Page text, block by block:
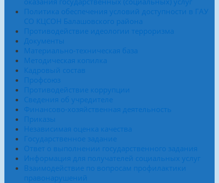
Политика обеспечения условий доступности в ГАУ
СО КЦСОН Балашовского района
Противодействие идеологии терроризма
Документы
Материально-техническая база
Методическая копилка
Кадровый состав
Профсоюз
Противодействие коррупции
Сведения об учредителе
Финансово-хозяйственная деятельность
Приказы
Независимая оценка качества
Государственное задание
Ответ о выполнении государственного задания
Информация для получателей социальных услуг
Взаимодействие по вопросам профилактики
правонарушений